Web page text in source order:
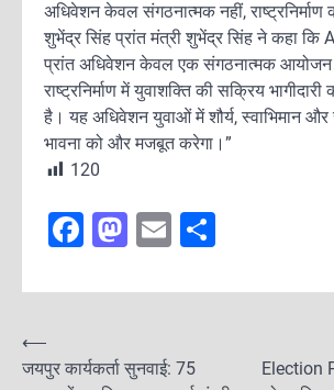
अधिवेशन केवल संगठनात्मक नहीं, राष्ट्रनिर्माण
शुभेंद्र सिंह प्रांत मंत्री शुभेंद्र सिंह ने कहा कि
प्रांत अधिवेशन केवल एक संगठनात्मक आयोजन
राष्ट्रनिर्माण में युवाशक्ति की सक्रिय
है। यह अधिवेशन युवाओं में शौर्य, स्वाभिमान और
भावना को और मजबूत करेगा।”
120
F
c
b
M
st
d
E
ai ar
P
o
⟵
जयपुर कार्यकर्ता सुनवाई: 75
Election